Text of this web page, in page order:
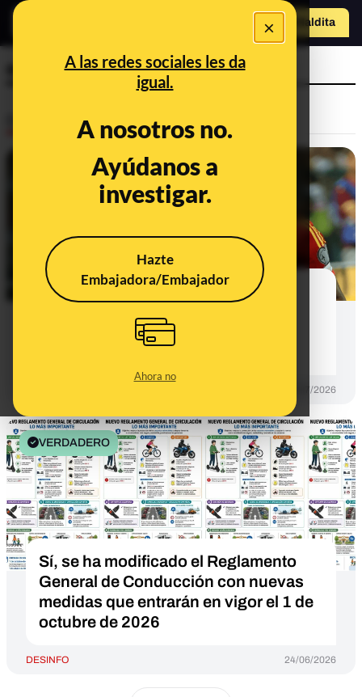
×
A las redes sociales les da
igual.
A nosotros no.
Ayúdanos a
investigar.
Hazte
Embajadora/Embajador
Ahora no
Hazte Maldita
Lamine Yamal, objetivo de bulos y
declaraciones a imágenes
07/07/2026
VERDADERO
Sí, se ha modificado el Reglamento
General de Conducción con nuevas
medidas que entrarán en vigor el 1 de
octubre de 2026
DESINFO 24/06/2026